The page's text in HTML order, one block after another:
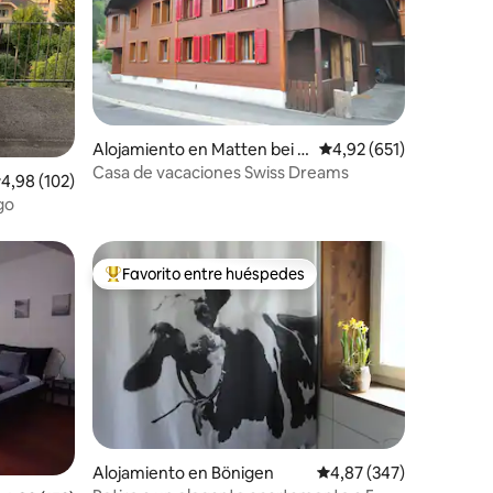
promedio: 4,98 de 5. 102 evaluaciones
4,98 (102)
Alojamiento en Matten bei I
nterlaken
Calificación promedio:
4,92 (651)
Casa de vacaciones Swiss Dreams
Favorito entre los huéspedes más destacados
Favorito entre huéspedes
Alojamiento en Bönigen Calificación promedio:
4,87 (347)